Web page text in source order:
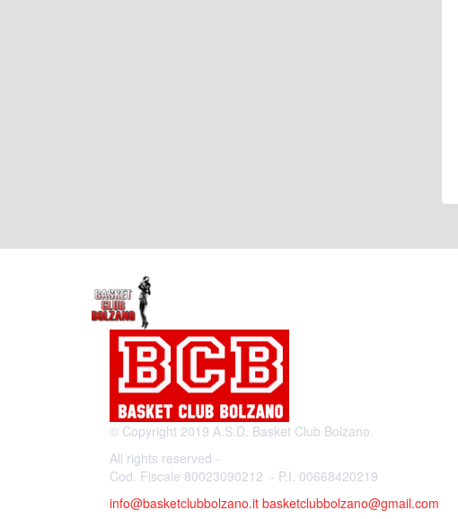
© Copyright 2019 A.S.D. Basket Club Bolzano.
All rights reserved -
Cod. Fiscale 80023090212 - P.I. 00668420219
info@basketclubbolzano.it basketclubbolzano@gmail.com